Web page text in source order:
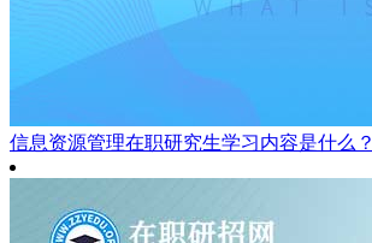
信息资源管理在职研究生学习内容是什么？